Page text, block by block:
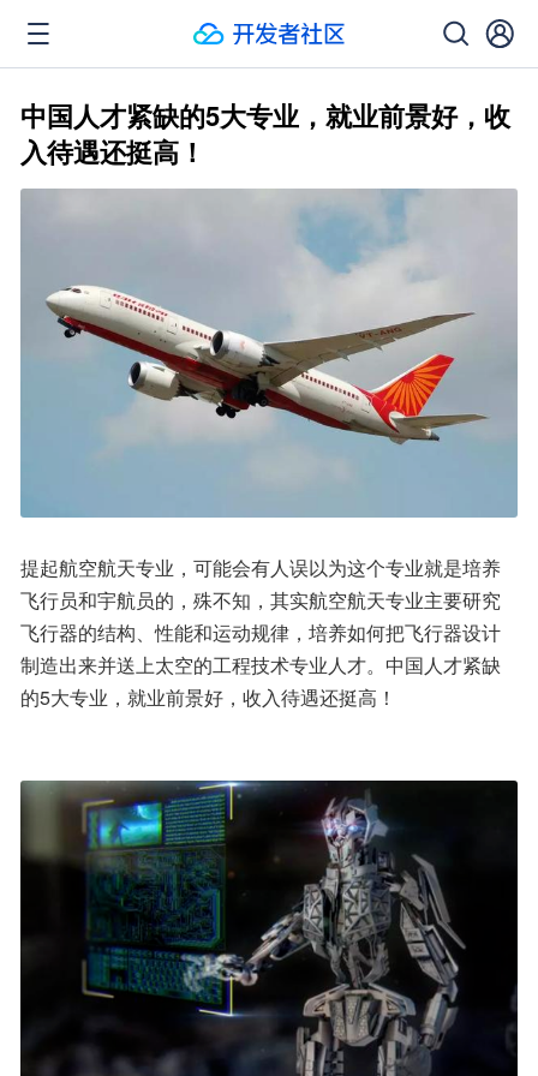
中国人才紧缺的5大专业，就业前景好，收
入待遇还挺高！
提起航空航天专业，可能会有人误以为这个专业就是培养
飞行员和宇航员的，殊不知，其实航空航天专业主要研究
飞行器的结构、性能和运动规律，培养如何把飞行器设计
制造出来并送上太空的工程技术专业人才。中国人才紧缺
的5大专业，就业前景好，收入待遇还挺高！